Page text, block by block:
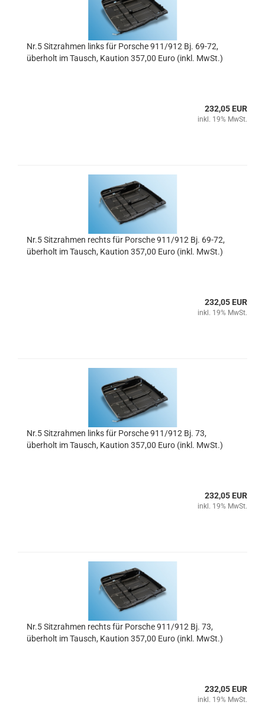
Nr.5 Sitzrahmen links für Porsche 911/912 Bj. 69-72,
überholt im Tausch, Kaution 357,00 Euro (inkl. MwSt.)
232,05 EUR
inkl. 19% MwSt.
Nr.5 Sitzrahmen rechts für Porsche 911/912 Bj. 69-72,
überholt im Tausch, Kaution 357,00 Euro (inkl. MwSt.)
232,05 EUR
inkl. 19% MwSt.
Nr.5 Sitzrahmen links für Porsche 911/912 Bj. 73,
überholt im Tausch, Kaution 357,00 Euro (inkl. MwSt.)
232,05 EUR
inkl. 19% MwSt.
Nr.5 Sitzrahmen rechts für Porsche 911/912 Bj. 73,
überholt im Tausch, Kaution 357,00 Euro (inkl. MwSt.)
232,05 EUR
inkl. 19% MwSt.